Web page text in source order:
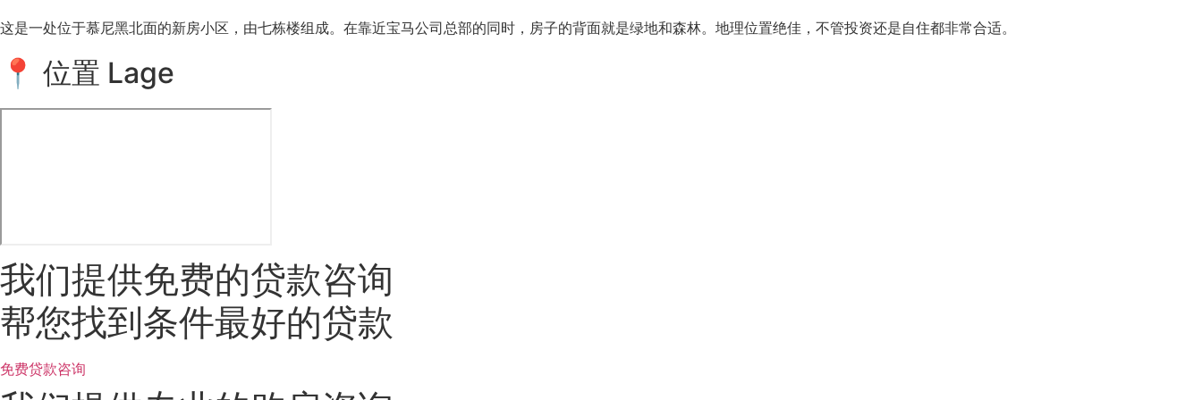
这是一处位于慕尼黑北面的新房小区，由七栋楼组成。在靠近宝马公司总部的同时，房子的背面就是绿地和森林。地理位置绝佳，不管投资还是自住都非常合适。
📍 位置 Lage
我们提供免费的贷款咨询
帮您找到条件最好的贷款
免费贷款咨询